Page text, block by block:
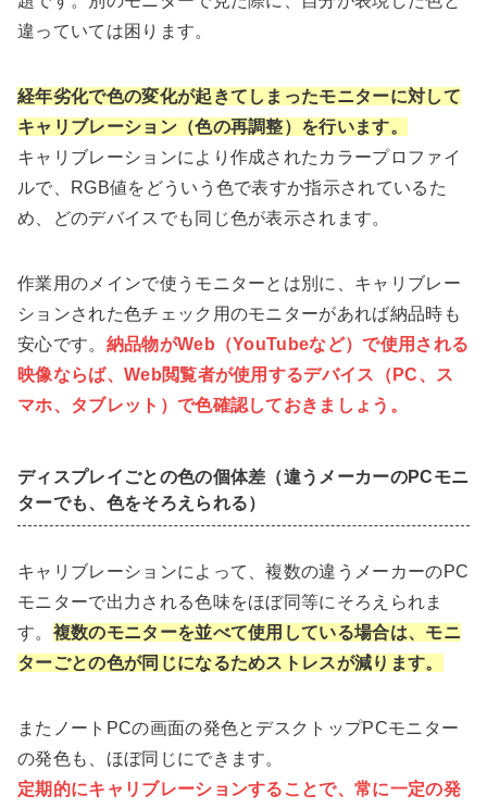
違っていては困ります。
経年劣化で色の変化が起きてしまったモニターに対して
キャリブレーション（色の再調整）を行います。
キャリブレーションにより作成されたカラープロファイ
ルで、RGB値をどういう色で表すか指示されているた
め、どのデバイスでも同じ色が表示されます。
作業用のメインで使うモニターとは別に、キャリブレー
ションされた色チェック用のモニターがあれば納品時も
安心です。 納品物がWeb（YouTubeなど）で使用される
映像ならば、Web閲覧者が使用するデバイス（PC、ス
マホ、タブレット）で色確認しておきましょう。
ディスプレイごとの色の個体差（違うメーカーのPCモニ
ターでも、色をそろえられる）
キャリブレーションによって、複数の違うメーカーのPC
モニターで出力される色味をほぼ同等にそろえられま
す。 複数のモニターを並べて使用している場合は、モニ
ターごとの色が同じになるためストレスが減ります。
またノートPCの画面の発色とデスクトップPCモニター
の発色も、ほぼ同じにできます。
定期的にキャリブレーションすることで、常に一定の発